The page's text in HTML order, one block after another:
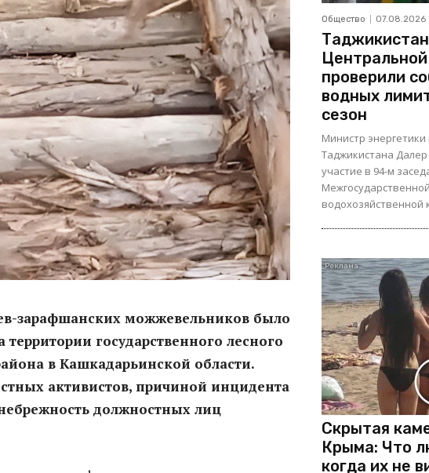
зарафшанских можжевельников было
государственного лесного
в Кашкадарьинской области.
активистов, причиной инцидента
должностных лиц
Общество 07.08.2026
проверили
водных
сезон
Министр
Таджикистана
участие в 94-м
водохозяйственной
Скрытая
Крыма: Что
когда их не